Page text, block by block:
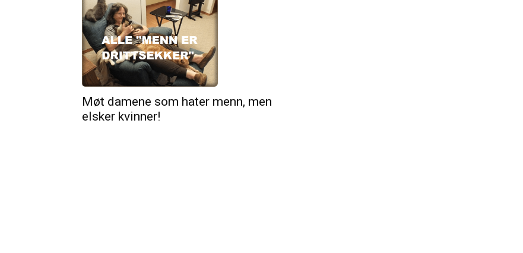
Møt damene som hater menn, men
elsker kvinner!